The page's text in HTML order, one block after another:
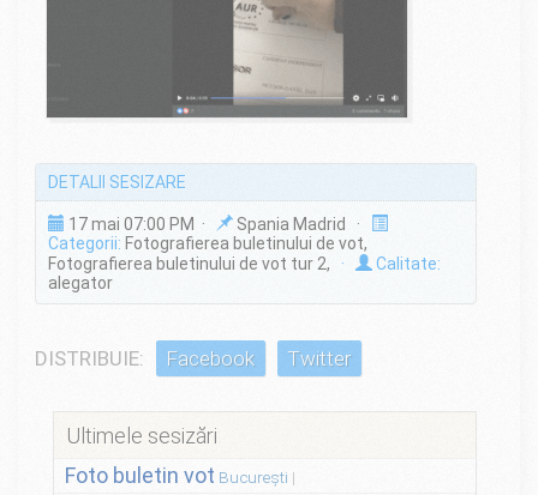
DETALII SESIZARE
17 mai 07:00 PM ·
Spania Madrid ·
Categorii: Fotografierea buletinului de vot,
Fotografierea buletinului de vot tur 2,
·
Calitate:
alegator
DISTRIBUIE: Facebook Twitter
Ultimele sesizări
Foto buletin vot București